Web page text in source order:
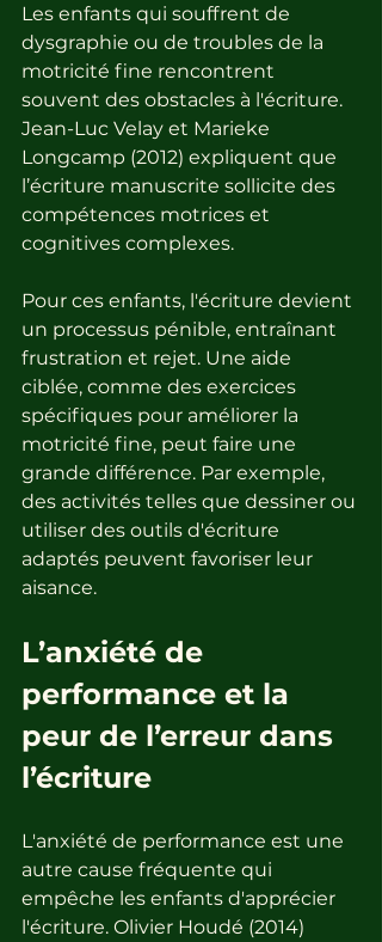
Les enfants qui souffrent de
dysgraphie ou de troubles de la
motricité fine rencontrent
souvent des obstacles à l'écriture.
Jean-Luc Velay et Marieke
Longcamp (2012) expliquent que
l’écriture manuscrite sollicite des
compétences motrices et
cognitives complexes.
Pour ces enfants, l'écriture devient
un processus pénible, entraînant
frustration et rejet. Une aide
ciblée, comme des exercices
spécifiques pour améliorer la
motricité fine, peut faire une
grande différence. Par exemple,
des activités telles que dessiner ou
utiliser des outils d'écriture
adaptés peuvent favoriser leur
aisance.
L’anxiété de
performance et la
peur de l’erreur dans
l’écriture
L'anxiété de performance est une
autre cause fréquente qui
empêche les enfants d'apprécier
l'écriture. Olivier Houdé (2014)